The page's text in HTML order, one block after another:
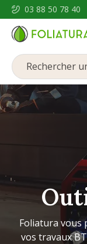
03 88 50 78 40
Foliatura vous
vos travaux